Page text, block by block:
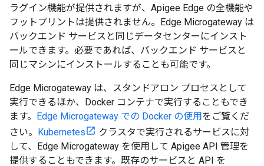
ラグイン機能が提供されますが、Apigee Edge の全機能や
フットプリントは提供されません。Edge Microgateway は
バックエンド サービスと同じデータセンターにインスト
ールできます。必要であれば、バックエンド サービスと
同じマシンにインストールすることも可能です。
Edge Microgateway は、スタンドアロン プロセスとして
実行できるほか、Docker コンテナで実行することもでき
ます。 Edge Microgateway での Docker の使用をご覧くだ
さい。 Kubernetes
クラスタで実行されるサービスに対
して、Edge Microgateway を使用して Apigee API 管理を
提供することもできます。既存のサービスと API を